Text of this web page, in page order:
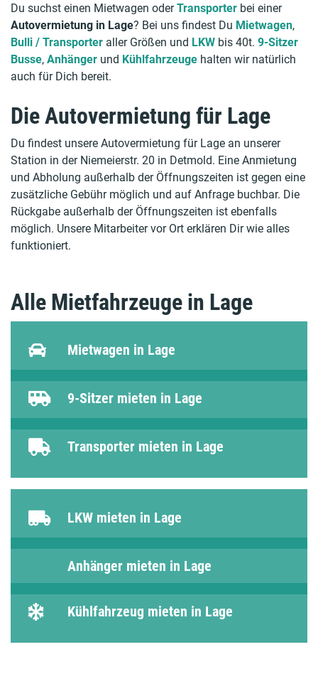
Du suchst einen Mietwagen oderTransporter bei einer
Autovermietung in Lage? Bei uns findest Du Mietwagen,
Bulli / Transporter aller Größen und LKW bis 40t. 9-Sitzer
Busse, Anhänger und Kühlfahrzeuge halten wir natürlich
auch für Dich bereit.
Die Autovermietung für Lage
Du findest unsere Autovermietung für Lage an unserer
Station in der Niemeierstr. 20 in Detmold. Eine Anmietung
und Abholung außerhalb der Öffnungszeiten ist gegen eine
zusätzliche Gebühr möglich und auf Anfrage buchbar. Die
Rückgabe außerhalb der Öffnungszeiten ist ebenfalls
möglich. Unsere Mitarbeiter vor Ort erklären Dir wie alles
funktioniert.
Alle Mietfahrzeuge in Lage
Mietwagen in Lage
9-Sitzer mieten in Lage
Transporter mieten in Lage
LKW mieten in Lage
Anhänger mieten in Lage
Kühlfahrzeug mieten in Lage